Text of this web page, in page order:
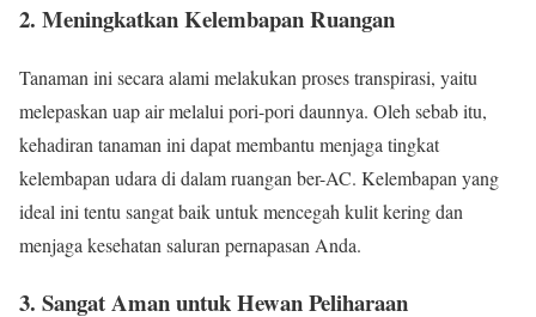
2. Meningkatkan Kelembapan Ruangan
Tanaman ini secara alami melakukan proses transpirasi, yaitu
melepaskan uap air melalui pori-pori daunnya. Oleh sebab itu,
kehadiran tanaman ini dapat membantu menjaga tingkat
kelembapan udara di dalam ruangan ber-AC. Kelembapan yang
ideal ini tentu sangat baik untuk mencegah kulit kering dan
menjaga kesehatan saluran pernapasan Anda.
3. Sangat Aman untuk Hewan Peliharaan